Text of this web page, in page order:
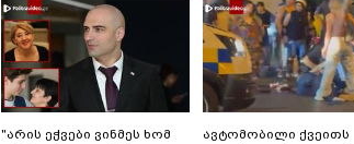
"არის ეჭვები ვინმეს ხომ
ავტომობილი ქვეითს